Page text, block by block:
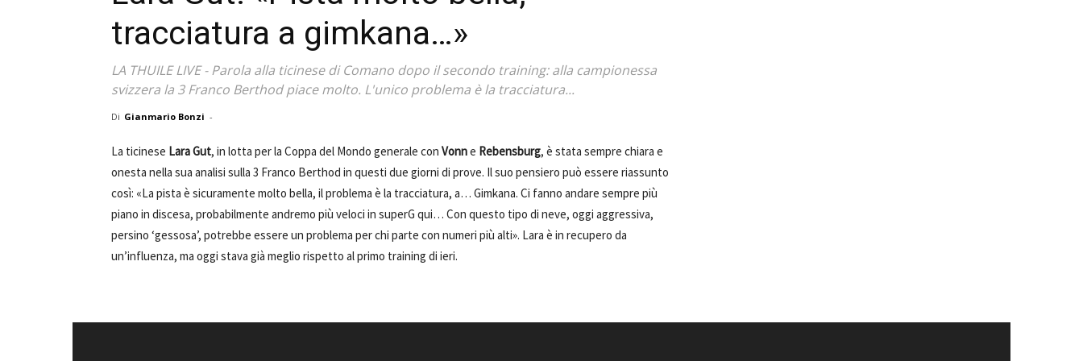
tracciatura a gimkana…»
LA THUILE LIVE - Parola alla ticinese di Comano dopo il secondo training: alla campionessa
svizzera la 3 Franco Berthod piace molto. L'unico problema è la tracciatura...
Di Gianmario Bonzi -
La ticinese Lara Gut, in lotta per la Coppa del Mondo generale con Vonne Rebensburg, è stata sempre chiara e
onesta nella sua analisi sulla 3 Franco Berthod in questi due giorni di prove. Il suo pensiero può essere riassunto
così: «La pista è sicuramente molto bella, il problema è la tracciatura, a… Gimkana. Ci fanno andare sempre più
piano in discesa, probabilmente andremo più veloci in superG qui… Con questo tipo di neve, oggi aggressiva,
persino ‘gessosa’, potrebbe essere un problema per chi parte con numeri più alti». Lara è in recupero da
un’influenza, ma oggi stava già meglio rispetto al primo training di ieri.